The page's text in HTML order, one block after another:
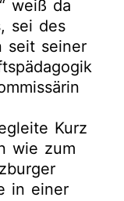
weiß da
sei des
seit seiner
Kurz
wie zum
in einer